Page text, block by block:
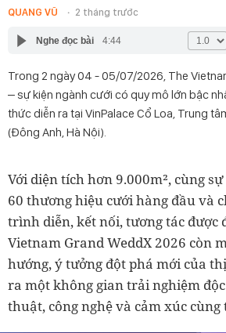
QUANG VŨ 2 tháng trước
Nghe đọc bài 4:44
Trong 2 ngày 04 - 05/07/2026, The
– sự kiện ngành cưới có quy mô lớn bậc
thức diễn ra tại VinPalace Cổ Loa, Trung
(Đông Anh, Hà Nội).
Với diện tích hơn 9.000m², cùng
60 thương hiệu cưới hàng đầu và
trình diễn, kết nối, tương tác được
Vietnam Grand WeddX 2026 còn
hướng, ý tưởng đột phá mới của
ra một không gian trải nghiệm
thuật, công nghệ và cảm xúc cùng